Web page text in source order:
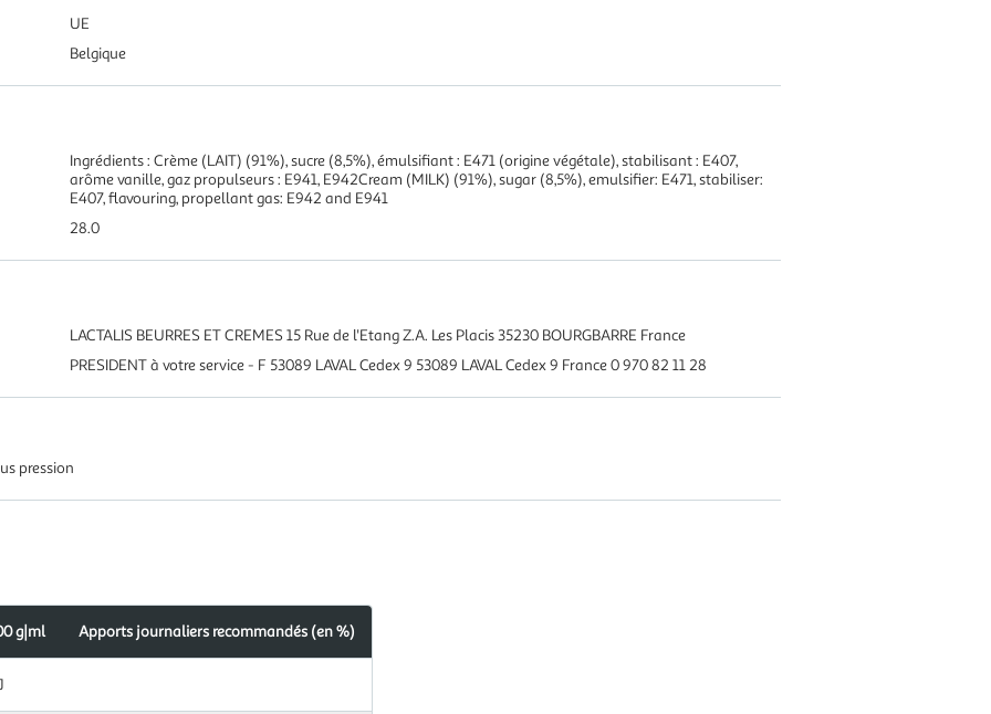
UE
Belgique
Ingrédients : Crème (LAIT) (91%), sucre (8,5%), émulsifiant : E471 (origine végétale), stabilisant : E407,
arôme vanille, gaz propulseurs : E941, E942Cream (MILK) (91%), sugar (8,5%), emulsifier: E471, stabiliser:
E407, flavouring, propellant gas: E942 and E941
28.0
LACTALIS BEURRES ET CREMES 15 Rue de l'Etang Z.A. Les Placis 35230 BOURGBARRE France
PRESIDENT à votre service - F 53089 LAVAL Cedex 9 53089 LAVAL Cedex 9 France 0 970 82 11 28
pression
g|ml Apports journaliers recommandés (en %)